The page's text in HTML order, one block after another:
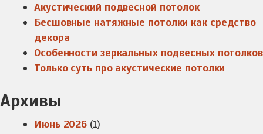
Акустический подвесной потолок
Бесшовные натяжные потолки как средство
декора
Особенности зеркальных подвесных потолков
Только суть про акустические потолки
Архивы
Июнь 2026 (1)